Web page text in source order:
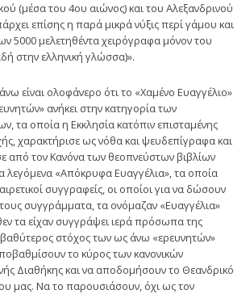
(μέσα του 4ου αιώνος) και του Αλεξανδρινού
επίσης η παρά μικρά νύξις περί γάμου και
5000 μελετηθέντα χειρόγραφα μόνον του
στην ελληνική γλώσσα)».
είναι ολοφάνερο ότι το «Χαμένο Ευαγγέλιο»
ανήκει στην κατηγορία των
τα οποία η Εκκλησία κατόπιν επισταμένης
χαρακτήρισε ως νόθα και ψευδεπίγραφα και
από τον Κανόνα των θεοπνεύστων βιβλίων
λεγόμενα «Απόκρυφα Ευαγγέλια», τα οποία
συγγραφείς, οι οποίοι για να δώσουν
συγγράμματα, τα ονόμαζαν «Ευαγγέλια»
τα είχαν συγγράψει ιερά πρόσωπα της
στόχος των ως άνω «ερευνητών»
το κύρος των κανονικών
Διαθήκης και να αποδομήσουν το Θεανδρικό
μας. Να το παρουσιάσουν, όχι ως τον